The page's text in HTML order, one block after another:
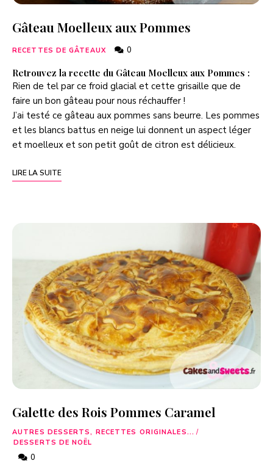
Gâteau Moelleux aux Pommes
RECETTES DE GÂTEAUX 0
Retrouvez la recette du Gâteau Moelleux aux Pommes :
Rien de tel par ce froid glacial et cette grisaille que de
faire un bon gâteau pour nous réchauffer !
J’ai testé ce gâteau aux pommes sans beurre. Les pommes
et les blancs battus en neige lui donnent un aspect léger
et moelleux et son petit goût de citron est délicieux.
LIRE LA SUITE
Galette des Rois Pommes Caramel
AUTRES DESSERTS, RECETTES ORIGINALES... /
DESSERTS DE NOËL
0